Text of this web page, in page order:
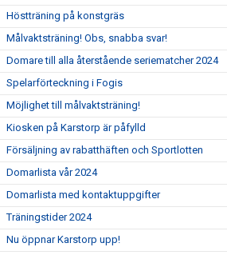
Höstträning på konstgräs
Målvaktsträning! Obs, snabba svar!
Domare till alla återstående seriematcher 2024
Spelarförteckning i Fogis
Möjlighet till målvaktsträning!
Kiosken på Karstorp är påfylld
Försäljning av rabatthäften och Sportlotten
Domarlista vår 2024
Domarlista med kontaktuppgifter
Träningstider 2024
Nu öppnar Karstorp upp!